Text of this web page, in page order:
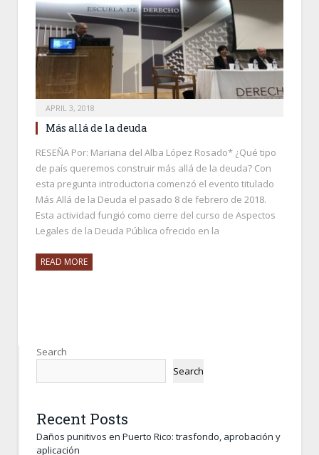
APRIL 3, 2018
Más allá de la deuda
RESEÑA Por: Mariana del Alba López Rosado* ¿Qué tipo
de país queremos construir más allá de la deuda? Con
esta pregunta introductoria comenzó el evento titulado
Más Allá de la Deuda el pasado 8 de febrero de 2018.
Esta actividad fungió como cierre del curso de Aspectos
Legales de la Deuda Pública ofrecido en la
READ MORE
Search
Search
Recent Posts
Daños punitivos en Puerto Rico: trasfondo, aprobación y
aplicación